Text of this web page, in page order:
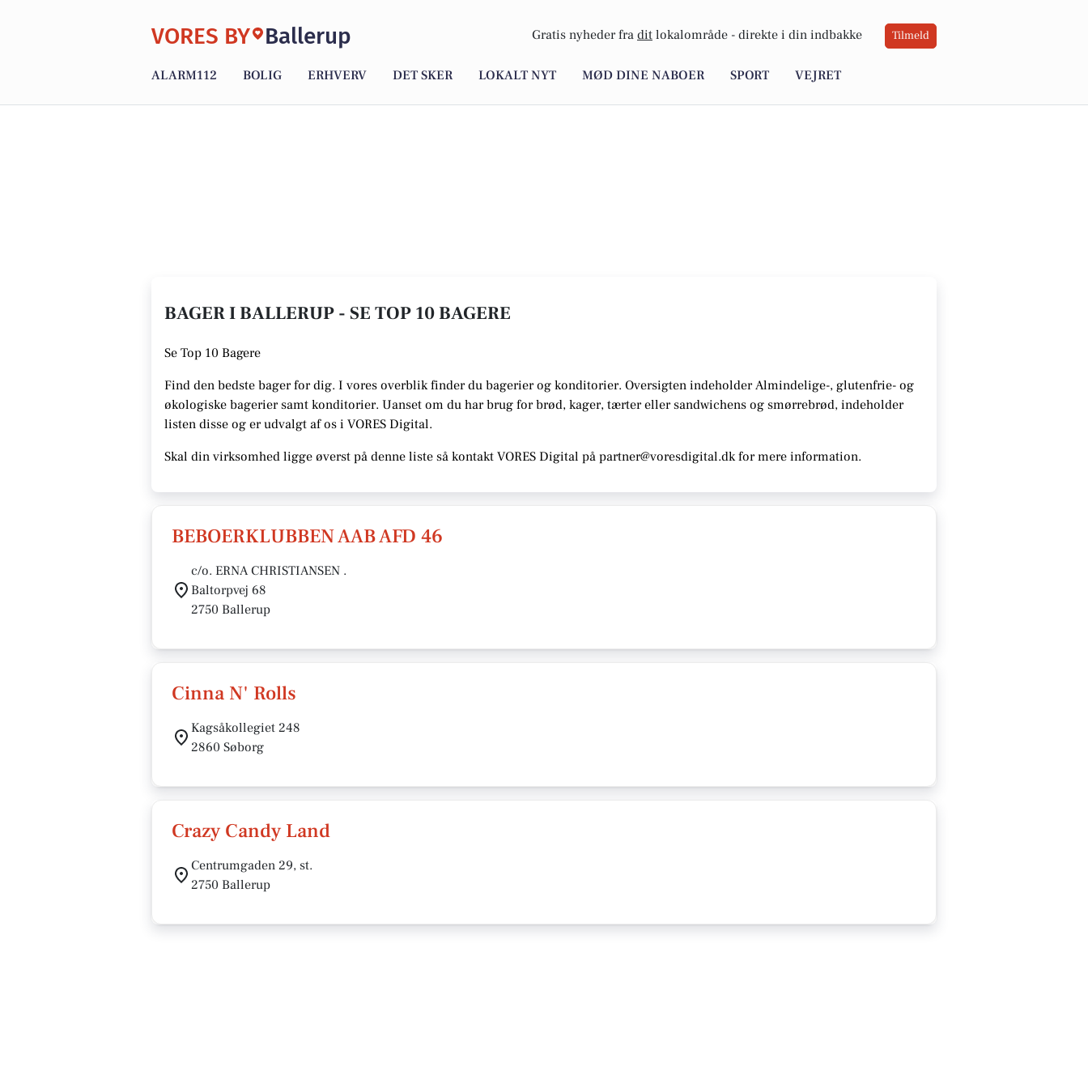
VORES BY Ballerup Gratis nyheder fra dit lokalområde - direkte i din indbakke Tilmeld
ALARM112 BOLIG ERHVERV DET SKER LOKALT NYT MØD DINE NABOER SPORT VEJRET
BAGER I BALLERUP - SE TOP 10 BAGERE
Se Top 10 Bagere
Find den bedste bager for dig. I vores overblik finder du bagerier og konditorier. Oversigten indeholderAlmindelige-, glutenfrie- og
økologiske bagerier samt konditorier. Uanset om du har brug for brød, kager, tærter eller sandwichens og smørrebrød, indeholder
listen disse og er udvalgt af os i VORES Digital.
Skal din virksomhed ligge øverst på denne liste så kontakt VORES Digital på partner@voresdigital.dk for mere information.
BEBOERKLUBBEN AAB AFD 46
c/o. ERNA CHRISTIANSEN .
Baltorpvej 68
2750 Ballerup
Cinna N' Rolls
Kagsåkollegiet 248
2860 Søborg
Crazy Candy Land
Centrumgaden 29, st.
2750 Ballerup